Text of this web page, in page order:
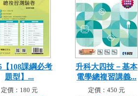
【108課綱必考
題型】...
定價：180 元
升科大四技－基本
電學總複習講義...
定價：450 元